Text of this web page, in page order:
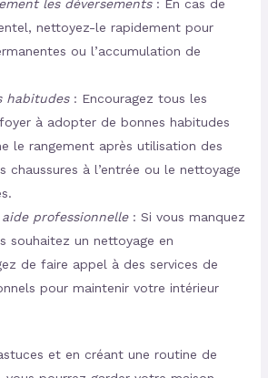
les déversements: En cas de
nettoyez-le rapidement pour
ou l’accumulation de
habitudes: Encouragez tous les
à adopter de bonnes habitudes
le rangement après utilisation des
chaussures à l’entrée ou le nettoyage
professionnelle: Si vous manquez
souhaitez un nettoyage en
de faire appel à des services de
pour maintenir votre intérieur
et en créant une routine de